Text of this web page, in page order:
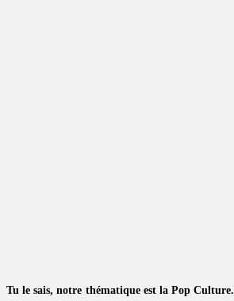
Tu le sais, notre thématique est la Pop